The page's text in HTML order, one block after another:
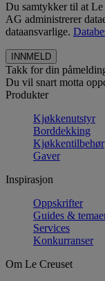
Du samtykker til at Le
AG administrerer
dataansvarlige.
Takk for din
Du vil snart motta
Produkter
Kjøkkenutstyr
Borddekking
Kjøkkentilbehør
Gaver
Inspirasjon
Oppskrifter
Guides &
Services
Konkurranser
Om Le Creuset